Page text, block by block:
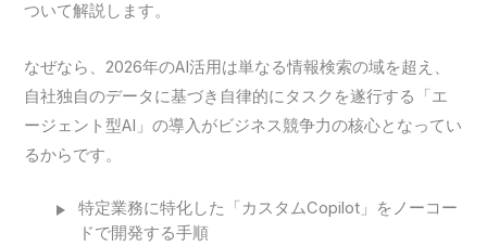
ついて解説します。
なぜなら、2026年のAI活用は単なる情報検索の域を超え、
自社独自のデータに基づき自律的にタスクを遂行する「エ
ージェント型AI」の導入がビジネス競争力の核心となってい
るからです。
特定業務に特化した「カスタムCopilot」をノーコー
ドで開発する手順